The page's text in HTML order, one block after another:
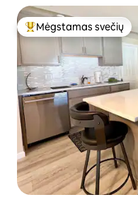
Svečių mėgstamiausias
Mėgstamas svečių